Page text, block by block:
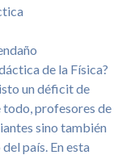
de la Física?
un déficit de
todo, profesores de
sino también
país. En esta